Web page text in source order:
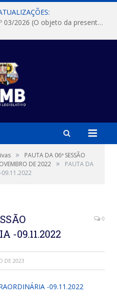
DISPENSA DE LICITAÇÃO Nº 03/2026 (O objeto da presente dispensa é a escolha da proposta mais vantajosa para a aquisição, de aparelhos de ar condicionado, tipo Split, com material de instalação e fogão industrial, conforme condições, quantidades e exigências estabelecidas no termo de referencia e neste aviso de contratação direta e seus anexos)
»
PAUTA DA 06ª SESSÃO
DE 2022 »
PAUTA DA
-09.11.2022
-09.11.2022
0
DE 2023
-09.11.2022